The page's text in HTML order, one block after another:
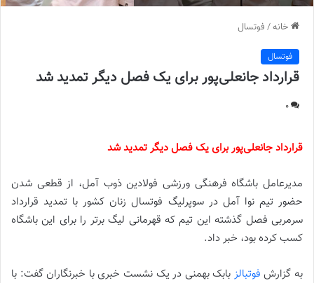
خانه/ فوتسال
فوتسال
قرارداد جانعلی‌پور برای یک فصل دیگر تمدید شد
0
قرارداد جانعلی‌پور برای یک فصل دیگر تمدید شد
مدیرعامل باشگاه فرهنگی ورزشی فولادین ذوب آمل، از قطعی شدن
حضور تیم نوا آمل در سوپرلیگ فوتسال زنان کشور با تمدید قرارداد
سرمربی فصل گذشته این تیم که قهرمانی لیگ برتر را برای این باشگاه
کسب کرده بود، خبر داد.
به گزارش فوتبالز بابک بهمنی در یک نشست خبری با خبرنگاران گفت: با